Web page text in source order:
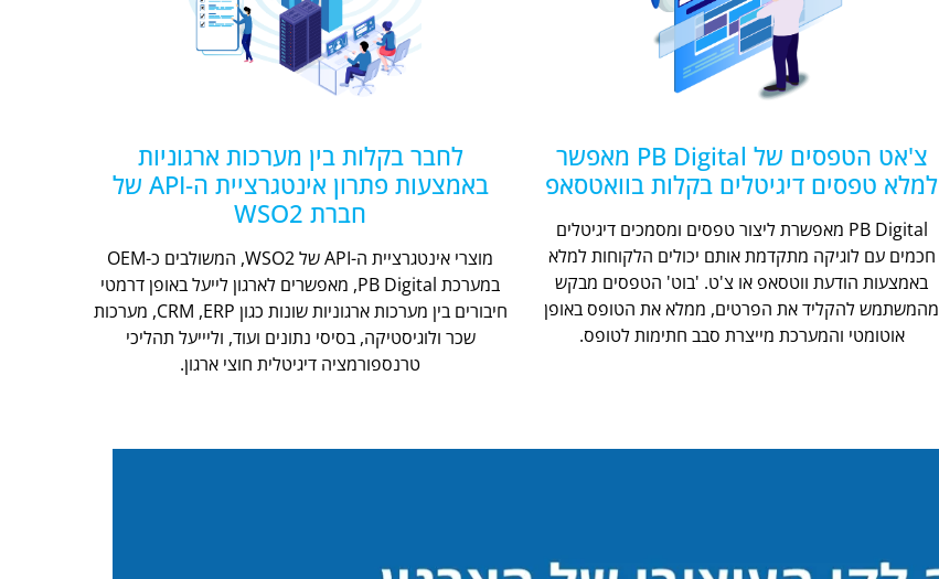
צ'אט הטפסים של PB Digital מאפשר
למלא טפסים דיגיטלים בקלות בוואטסאפ
PB Digital מאפשרת ליצור טפסים ומסמכים דיגיטלים
חכמים עם לוגיקה מתקדמת אותם יכולים הלקוחות למלא
באמצעות הודעת ווטסאפ או צ'ט. 'בוט' הטפסים מבקש
מהמשתמש להקליד את הפרטים, ממלא את הטופס באופן
אוטומטי והמערכת מייצרת סבב חתימות לטופס.
לחבר בקלות בין מערכות ארגוניות
באמצעות פתרון אינטגרציית ה-API של
חברת WSO2
מוצרי אינטגרציית ה-API של WSO2, המשולבים כ-OEM
במערכת PB Digital, מאפשרים לארגון לייעל באופן דרמטי
חיבורים בין מערכות ארגוניות שונות כגון CRM ,ERP, מערכות
שכר ולוגיסטיקה, בסיסי נתונים ועוד, וליייעל תהליכי
טרנספורמציה דיגיטלית חוצי ארגון.